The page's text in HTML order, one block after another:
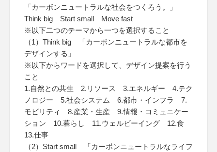
「カーボンニュートラルな社会をつくろう。」
Think big Start small Move fast
※以下二つのテーマから一つを選択すること
（1）Think big 「カーボンニュートラルな都市を
デザインする」
※以下からワードを選択して、デザイン提案を行う
こと
1.自然との共生 2.リソース 3.エネルギー 4.テク
ノロジー 5.社会システム 6.都市・インフラ 7.
モビリティ 8.産業・生産 9.情報・コミュニケー
ション 10.暮らし 11.ウェルビーイング 12.食
13.仕事
（2）Start small 「カーボンニュートラルなライフ